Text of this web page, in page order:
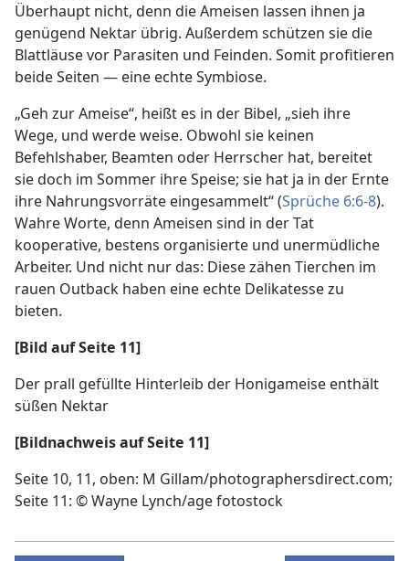
Überhaupt nicht, denn die Ameisen lassen ihnen ja
genügend Nektar übrig. Außerdem schützen sie die
Blattläuse vor Parasiten und Feinden. Somit profitieren
beide Seiten — eine echte Symbiose.
„Geh zur Ameise“, heißt es in der Bibel, „sieh ihre
Wege, und werde weise. Obwohl sie keinen
Befehlshaber, Beamten oder Herrscher hat, bereitet
sie doch im Sommer ihre Speise; sie hat ja in der Ernte
ihre Nahrungsvorräte eingesammelt“ (Sprüche 6:6-8).
Wahre Worte, denn Ameisen sind in der Tat
kooperative, bestens organisierte und unermüdliche
Arbeiter. Und nicht nur das: Diese zähen Tierchen im
rauen Outback haben eine echte Delikatesse zu
bieten.
[Bild auf Seite 11]
Der prall gefüllte Hinterleib der Honigameise enthält
süßen Nektar
[Bildnachweis auf Seite 11]
Seite 10, 11, oben: M Gillam/photographersdirect.com;
Seite 11: © Wayne Lynch/age fotostock